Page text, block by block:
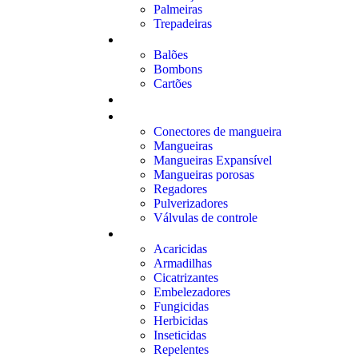
Palmeiras
Trepadeiras
Balões
Bombons
Cartões
Conectores de mangueira
Mangueiras
Mangueiras Expansível
Mangueiras porosas
Regadores
Pulverizadores
Válvulas de controle
Acaricidas
Armadilhas
Cicatrizantes
Embelezadores
Fungicidas
Herbicidas
Inseticidas
Repelentes